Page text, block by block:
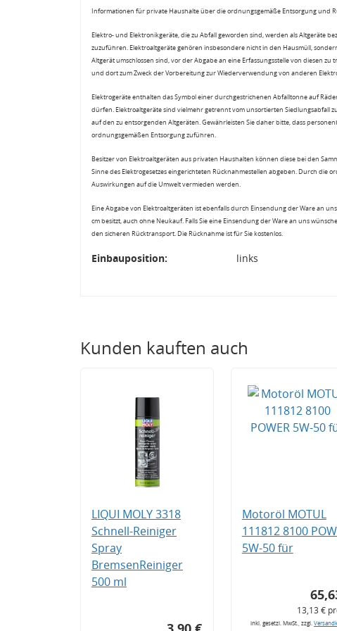
Informationen für private Haushalte über die ordnungsgemäße Entsorgung und
Elektro- und Elektronikgeräte, die zu Abfall geworden sind, werden als Altgeräte
zuzuführen. Elektroaltgeräte gehören insbesondere nicht in den Hausmüll,
Altgerät umschlossen sind, vor der Abgabe an eine Erfassungsstelle von diesen
und dort zum Zweck der Vorbereitung zur Wiederverwendung von anderen
Elektrogeräte enthalten das Symbol einer durchgestrichenen Abfalltonne auf
dürfen. Elektroaltgeräte sind vielmehr getrennt vom unsortierten Siedlungsabfall
auf den zu entsorgenden Altgeräten. Gewährleisten Sie daher bitte, dass
ordnungsgemäßen Entsorgung zuführen.
Besitzer von Elektroaltgeräten aus privaten Haushalten können diese bei den
Sinne des Elektrogesetzes eingerichteten Rücknahmestellen abgeben. Durch die
Auswirkungen auf die Umwelt vermieden werden.
Eine Abgabe von Elektroaltgeräten ist ebenfalls durch Einsendung der Ware an
cm besitzt, auch ohne Neukauf. Falls Sie eine Einsendung der Ware an uns
den sicheren Rücktransport. Die Rücknahme ist für Sie kostenlos.
Einbauposition: links
Kunden kauften auch
LIQUI MOLY 3318
Schnell-Reiniger
Spray
BremsenReiniger
500 ml
Motoröl MOTUL
111812 8100
5W-50 für
13,13 €
inkl. gesetzl. MwSt., zzgl.